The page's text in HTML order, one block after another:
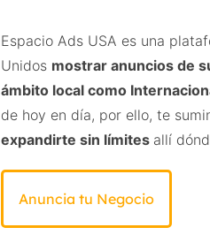
Espacio Ads USA es una
Unidos mostrar anuncios de
ámbito local como
de hoy en día, por ello, te
expandirte sin límites allí
Anuncia tu Negocio